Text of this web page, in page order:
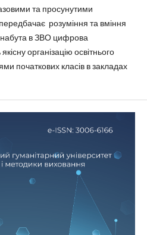
та просунутими
розуміння та вміння
в ЗВО цифрова
організацію освітнього
початкових класів в закладах